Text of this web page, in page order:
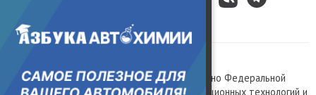
Сетевое издание «Kolesa.ru», зарегистрировано Федеральной
службой по надзору в сфере связи, информационных технологий и